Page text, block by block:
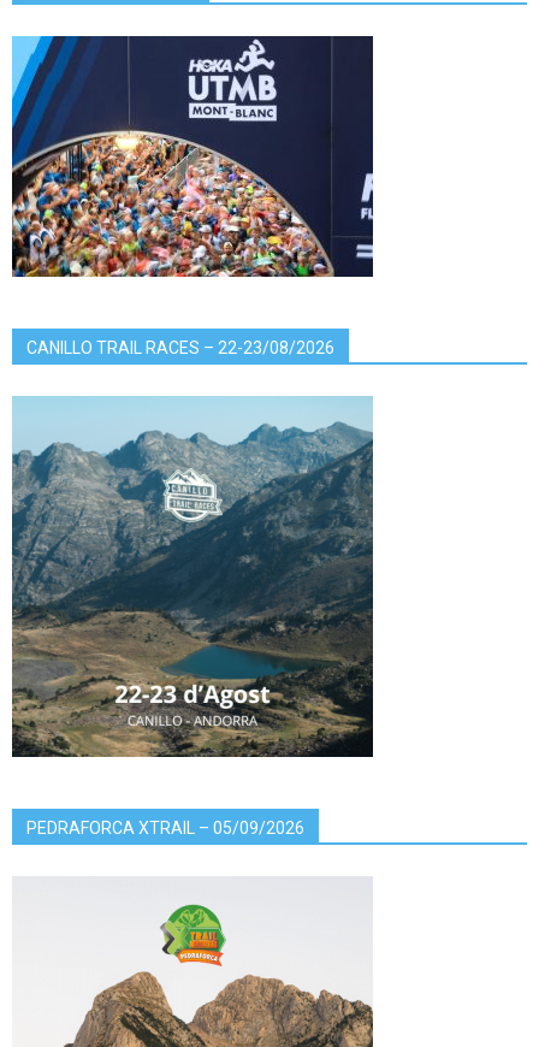
CANILLO TRAIL RACES – 22-23/08/2026
PEDRAFORCA XTRAIL – 05/09/2026